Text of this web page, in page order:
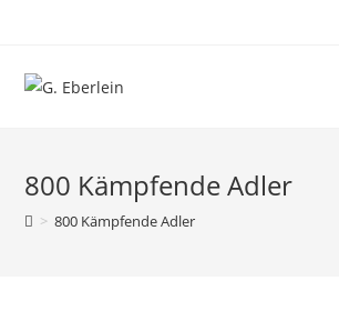
800 Kämpfende Adler
> 800 Kämpfende Adler